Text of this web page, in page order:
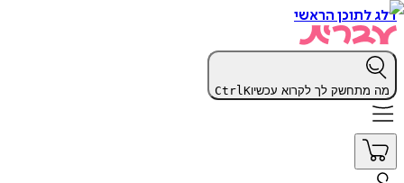
דלג לתוכן הראשי
מה מתחשק לך לקרוא עכשיו CtrlK